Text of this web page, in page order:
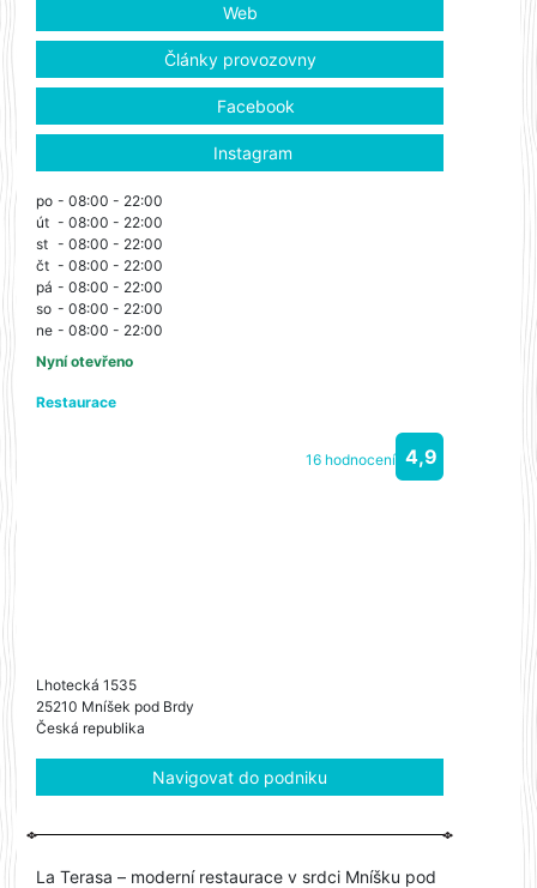
Web
Články provozovny
Facebook
Instagram
po - 08:00 - 22:00
út - 08:00 - 22:00
st - 08:00 - 22:00
čt - 08:00 - 22:00
pá - 08:00 - 22:00
so - 08:00 - 22:00
ne - 08:00 - 22:00
Nyní otevřeno
Restaurace
16 hodnocení 4,9
Lhotecká 1535
25210 Mníšek pod Brdy
Česká republika
Navigovat do podniku
La Terasa – moderní restaurace v srdci Mníšku pod